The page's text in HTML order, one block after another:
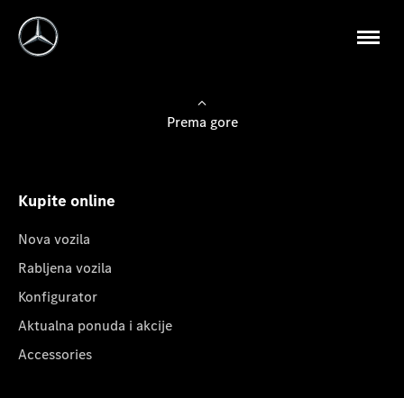
Prema gore
Kupite online
Nova vozila
Rabljena vozila
Konfigurator
Aktualna ponuda i akcije
Accessories